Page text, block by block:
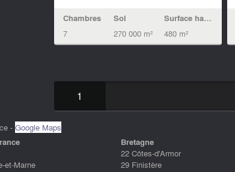
Chambres
7
Sol
270 000 m²
Surface habitable
480 m²
1
- Google Maps
et-Marne
Bretagne
22 Côtes-d'Armor
29 Finistère